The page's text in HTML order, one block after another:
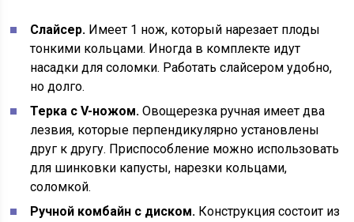
Слайсер. Имеет 1 нож, который нарезает плоды
тонкими кольцами. Иногда в комплекте идут
насадки для соломки. Работать слайсером удобно,
но долго.
Терка с V-ножом. Овощерезка ручная имеет два
лезвия, которые перпендикулярно установлены
друг к другу. Приспособление можно использовать
для шинковки капусты, нарезки кольцами,
соломкой.
Ручной комбайн с диском. Конструкция состоит из